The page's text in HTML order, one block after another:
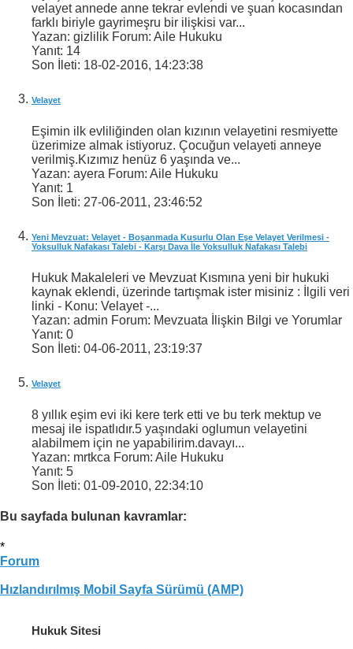
velayet annede anne tekrar evlendi ve şuan kocasından
farklı biriyle gayrimeşru bir ilişkisi var...
Yazan: gizlilik Forum: Aile Hukuku
Yanıt: 14
Son İleti: 18-02-2016, 14:23:38
Velayet
Eşimin ilk evliliğinden olan kızının velayetini resmiyette
üzerimize almak istiyoruz. Çocuğun velayeti anneye
verilmiş.Kızımız henüz 6 yaşında ve...
Yazan: ayera Forum: Aile Hukuku
Yanıt: 1
Son İleti: 27-06-2011, 23:46:52
Yeni Mevzuat: Velayet - Boşanmada Kusurlu Olan Eşe Velayet Verilmesi -
Yoksulluk Nafakası Talebi - Karşı Dava İle Yoksulluk Nafakası Talebi
Hukuk Makaleleri ve Mevzuat Kısmına yeni bir hukuki
kaynak eklendi, üzerinde tartışmak ister misiniz : İlgili veri
linki - Konu: Velayet -...
Yazan: admin Forum: Mevzuata İlişkin Bilgi ve Yorumlar
Yanıt: 0
Son İleti: 04-06-2011, 23:19:37
Velayet
8 yıllık eşim evi iki kere terk etti ve bu terk mektup ve
mesaj ile ispatlıdır.5 yaşındaki oglumun velayetini
alabilmem için ne yapabilirim.davayı...
Yazan: mrtkca Forum: Aile Hukuku
Yanıt: 5
Son İleti: 01-09-2010, 22:34:10
Bu sayfada bulunan kavramlar:
*
Forum
Hızlandırılmış Mobil Sayfa Sürümü (AMP)
Hukuk Sitesi